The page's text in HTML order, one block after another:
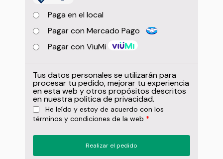
Paga en el local
Pagar con Mercado Pago
Pagar con ViuMi
Tus datos personales se utilizarán para
procesar tu pedido, mejorar tu experiencia
en esta web y otros propósitos descritos
en nuestra política de privacidad.
He leído y estoy de acuerdo con los
términos y condiciones de la web *
Realizar el pedido